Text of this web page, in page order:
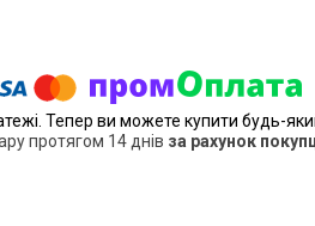
Тепер ви можете купити будь-
протягом 14 днів за рахунок